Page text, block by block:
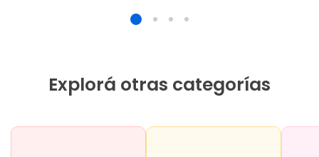
Explorá otras categorías